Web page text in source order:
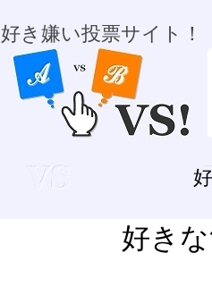
好き嫌い投票サイト！
好き